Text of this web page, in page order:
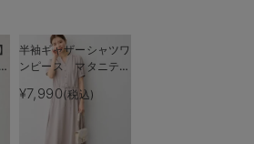
半袖ギャザーシャツワ
ンピース マタニテ
ィ・産後授乳服【出産
後も長く使える】
¥7,990(税込)